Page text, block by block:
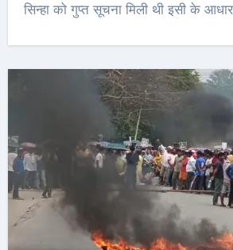
सिन्हा को गुप्त सूचना मिली थी इसी के